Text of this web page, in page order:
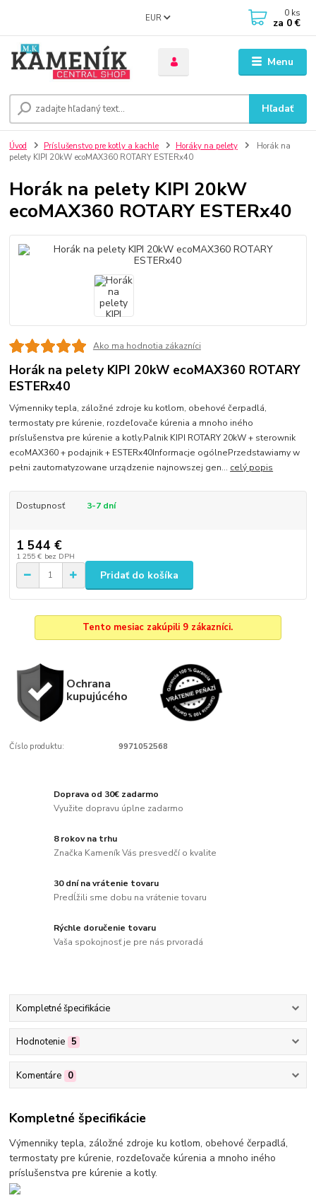
Menu
EUR
Hľadať
0 ks
za 0 €
Úvod Príslušenstvo pre kotly a kachle Horáky na pelety
Horák na
pelety KIPI 20kW ecoMAX360 ROTARY ESTERx40
Horák na pelety KIPI 20kW
ecoMAX360 ROTARY ESTERx40
Ako ma hodnotia zákazníci
Horák na pelety KIPI 20kW ecoMAX360 ROTARY
ESTERx40
Výmenniky tepla, záložné zdroje ku kotlom, obehové čerpadlá,
termostaty pre kúrenie, rozdeľovače kúrenia a mnoho iného
príslušenstva pre kúrenie a kotly.Palnik KIPI ROTARY 20kW + sterownik
ecoMAX360 + podajnik + ESTERx40Informacje ogólnePrzedstawiamy w
pełni zautomatyzowane urządzenie najnowszej gen... celý popis
Dostupnosť 3-7 dní
1 544 €
1 255 € bez DPH
Pridať do košíka
Tento mesiac zakúpili 9 zákazníci.
Ochrana
kupujúcého
Číslo produktu: 9971052568
Doprava od 30€ zadarmo
Využite dopravu úplne zadarmo
8 rokov na trhu
Značka Kameník Vás presvedčí o kvalite
30 dní na vrátenie tovaru
Predĺžili sme dobu na vrátenie tovaru
Rýchle doručenie tovaru
Vaša spokojnosť je pre nás prvoradá
Kompletné špecifikácie
Hodnotenie 5
Komentáre 0
Kompletné špecifikácie
Výmenniky tepla, záložné zdroje ku kotlom, obehové čerpadlá,
termostaty pre kúrenie, rozdeľovače kúrenia a mnoho iného
príslušenstva pre kúrenie a kotly.